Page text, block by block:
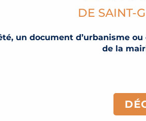
DE SAINT-
un document d’urbanisme
de la